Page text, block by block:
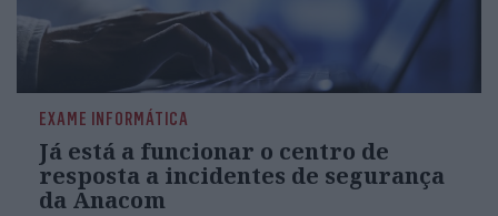
EXAME INFORMÁTICA
Já está a funcionar o centro de
resposta a incidentes de segurança
da Anacom